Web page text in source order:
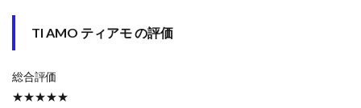
TI AMO ティアモ の評価
総合評価
★★★★★